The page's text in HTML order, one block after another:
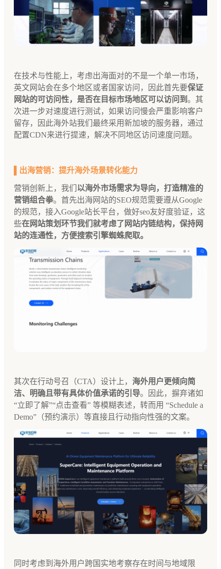
在技术与性能上，考虑出海面对的不是一个单一市场，
英文网站会在多个地区或者国家访问，因此首先要保证
网站的可访问性，是否在目标市场地区可以访问到 。其
次进一步对速度进行测试，如果访问慢会严重影响客户
留存，因此海外站我们最终采用新加坡的服务器，通过
配置CDN来进行提速，解决不同地区访问速度问题。
▌出海营销：提升海外场景转化能力
营销创新上，我们 以海外市场需求为导向，打造精准的
营销组合拳。首先出海网站的SEO规范需要遵从Google
的规范，接入Google站长平台，做好seo友好度验证，这
些在网站策划环节我们就考虑了网站内链结构，保持网
站的连通性，方便搜索引擎蜘蛛爬取。
其次在行动号召（CTA）设计上， 海外用户更倾向简
洁、明确且带有具体价值承诺的引导。因此，摒弃诸如
“立即了解”“点击查看” 等模糊表述，转而用 “Schedule a
Demo”（预约演示）等直接且行动指向性强的文案。
同时考虑到海外用户跨国实地考察存在时间与地域限